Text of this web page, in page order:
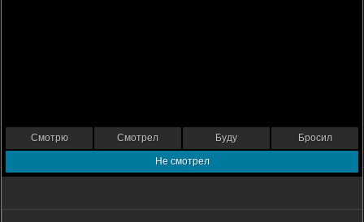
Смотрю Смотрел Буду Бросил
Не смотрел